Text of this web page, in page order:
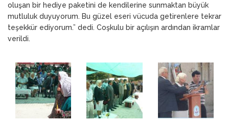
oluşan bir hediye paketini de kendilerine sunmaktan büyük
mutluluk duyuyorum. Bu güzel eseri vücuda getirenlere tekrar
teşekkür ediyorum.” dedi. Coşkulu bir açılışın ardından ikramlar
verildi.